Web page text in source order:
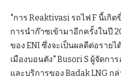
"การ Reaktivasi รถไฟ F นี้เกิ
การนำก๊าซเข้ามาอีกครั้งในปี
ของ ENI ซึ่งจะเป็นผลดีต่อราย
เมืองบอนตัง" Busori S ผู้จัดกา
และบริการของ Badak LNG ก